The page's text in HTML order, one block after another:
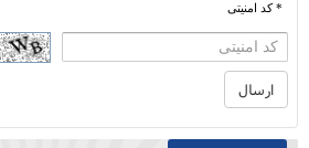
* کد امنیتی